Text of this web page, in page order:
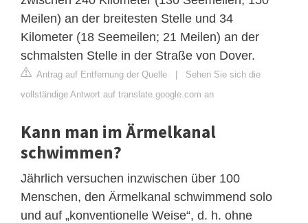
Meilen) an der breitesten Stelle und 34
Kilometer (18 Seemeilen; 21 Meilen) an der
schmalsten Stelle in der Straße von Dover.
Antrag auf Entfernung der Quelle | Sehen Sie sich die
vollständige Antwort auf translate.google.com an
Kann man im Ärmelkanal
schwimmen?
Jährlich versuchen inzwischen über 100
Menschen, den Ärmelkanal schwimmend solo
und auf „konventionelle Weise“, d. h. ohne